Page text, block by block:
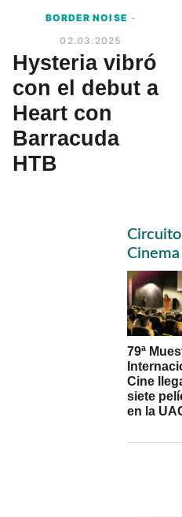
BORDER NOISE -
02.03.2025
Hysteria vibró
con el debut a
Heart con
Barracuda
HTB
Circuito
Cinema
79ª
Cine
siete
en la